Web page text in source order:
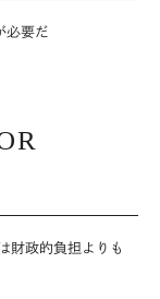
必要だ
財政的負担よりも